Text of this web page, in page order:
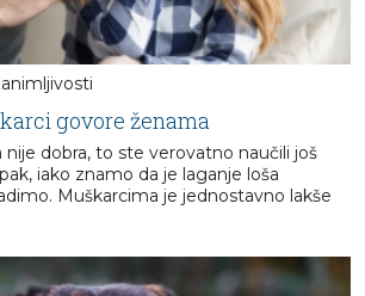
govore ženama
nije dobra, to ste verovatno naučili još
iako znamo da je laganje loša
Muškarcima je jednostavno lakše